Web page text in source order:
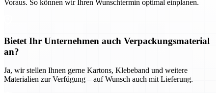
Voraus. So können wir Ihren Wunschtermin optimal einplanen.
Bietet Ihr Unternehmen auch Verpackungsmaterial
an?
Ja, wir stellen Ihnen gerne Kartons, Klebeband und weitere
Materialien zur Verfügung – auf Wunsch auch mit Lieferung.